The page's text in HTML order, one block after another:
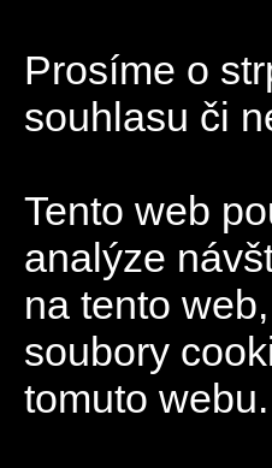
Prosíme o
souhlasu či
Tento web
analýze
na tento
soubory
tomuto webu.